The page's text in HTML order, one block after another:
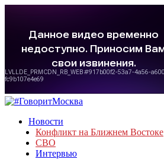
Новости
Конфликт на Ближнем Востоке
СВО
Интервью